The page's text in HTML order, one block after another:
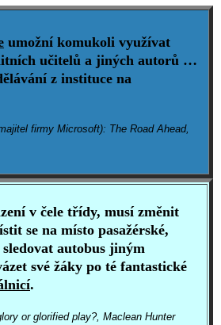
umožní komukoli využívat
učitelů a jiných autorů …
z instituce na
firmy Microsoft): The Road Ahead,
v čele třídy, musí změnit
se na místo pasažérské,
autobus jiným
své žáky po té fantastické
.
or glorified play?, Maclean Hunter